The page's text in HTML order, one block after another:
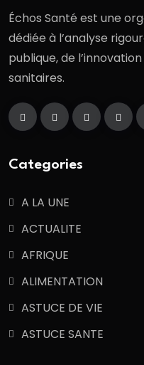
Échos Santé est une
dédiée à l’analyse
publique, de
sanitaires.
Categories
A LA UNE
ACTUALITE
AFRIQUE
ALIMENTATION
ASTUCE DE VIE
ASTUCE SANTE